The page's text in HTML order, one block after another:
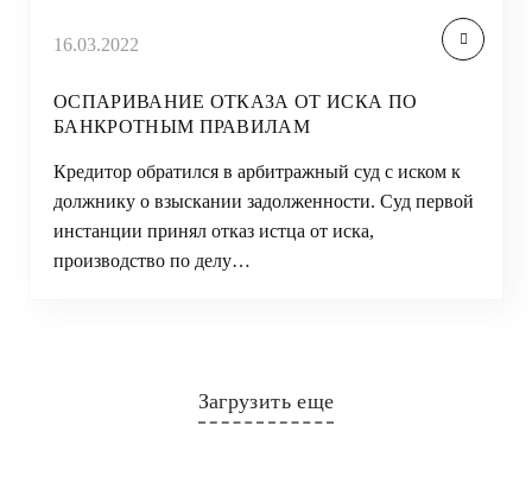
16.03.2022
ОСПАРИВАНИЕ ОТКАЗА ОТ ИСКА ПО
БАНКРОТНЫМ ПРАВИЛАМ
Кредитор обратился в арбитражный суд с иском к
должнику о взыскании задолженности. Суд первой
инстанции принял отказ истца от иска,
производство по делу…
Загрузить еще